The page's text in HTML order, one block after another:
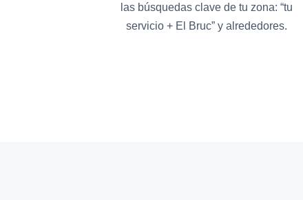
las búsquedas clave de tu zona: “tu
servicio + El Bruc” y alrededores.